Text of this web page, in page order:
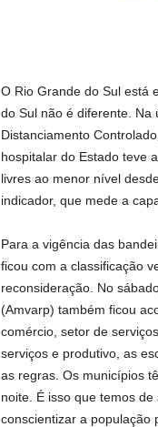
O Rio Grande do Sul está
do Sul não é diferente. Na
Distanciamento
hospitalar do Estado teve
livres ao menor nível
indicador, que mede a
Para a vigência das
ficou com a classificação
reconsideração. No
(Amvarp) também ficou
comércio, setor de
serviços e produtivo, as
as regras. Os municípios
noite. É isso que temos
conscientizar a população